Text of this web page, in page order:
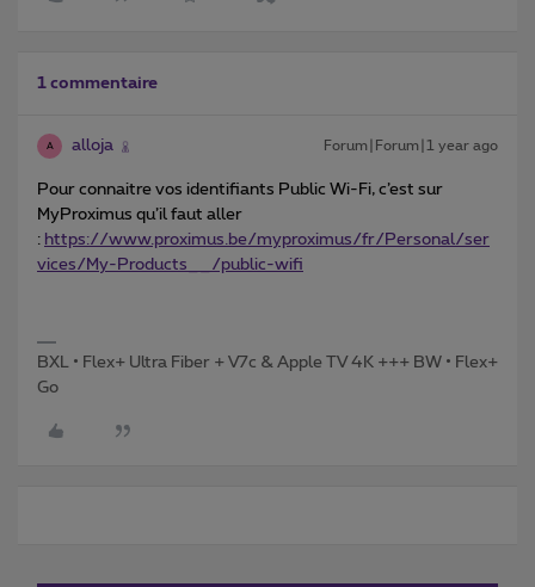
1 commentaire
A alloja Forum|Forum|1 year ago
Pour connaitre vos identifiants Public Wi-Fi, c’est sur
MyProximus qu’il faut aller
: https://www.proximus.be/myproximus/fr/Personal/ser
vices/My-Products__/public-wifi
BXL • Flex+ Ultra Fiber + V7c & Apple TV 4K +++ BW • Flex+
Go